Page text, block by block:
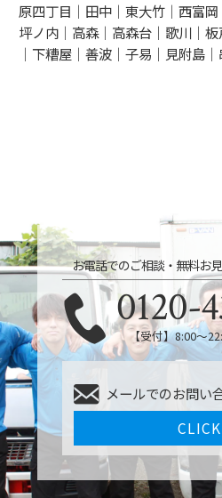
原四丁目｜田中｜東大竹｜西富岡
坪ノ内｜高森｜高森台｜歌川｜
｜下糟屋｜善波｜子易｜見附島
お電話でのご相談・無料お
0120-
【受付】8:00〜
メールでのお問い
CLICK